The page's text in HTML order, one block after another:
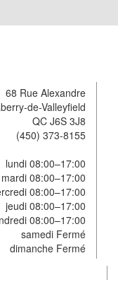
68 Rue Alexandre
de-Valleyfield
QC J6S 3J8
(450) 373-8155
lundi 08:00–17:00
mardi 08:00–17:00
08:00–17:00
jeudi 08:00–17:00
08:00–17:00
samedi Fermé
dimanche Fermé